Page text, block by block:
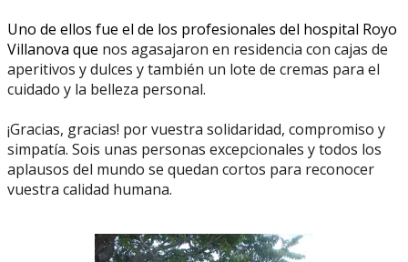
Uno de ellos fue el de los profesionales del hospital Royo
Villanova que nos agasajaron en residencia con cajas de
aperitivos y dulces y también un lote de cremas para el
cuidado y la belleza personal.
¡Gracias, gracias! por vuestra solidaridad, compromiso y
simpatía. Sois unas personas excepcionales y todos los
aplausos del mundo se quedan cortos para reconocer
vuestra calidad humana.